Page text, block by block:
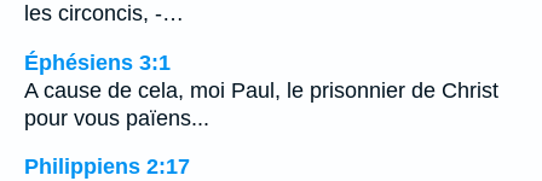
les circoncis, -…
Éphésiens 3:1
A cause de cela, moi Paul, le prisonnier de Christ
pour vous païens...
Philippiens 2:17